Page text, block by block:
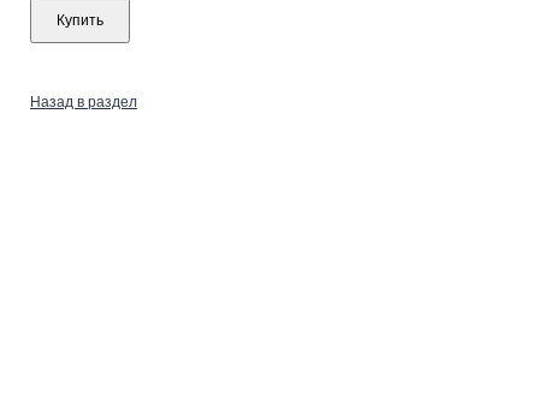
Купить
Назад в раздел